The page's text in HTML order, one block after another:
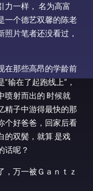
力一样， 名为高富
一个德艺双馨的陈老
片笔者还没看过，
在那些高昂的学龄前
“输在了起跑线上”，
喷射而出的 时候就
精子中游得最快的那
个好爸爸，回家后看
的双鬓，就算 是戏
话呢？
，万一被Ｇａｎｔｚ